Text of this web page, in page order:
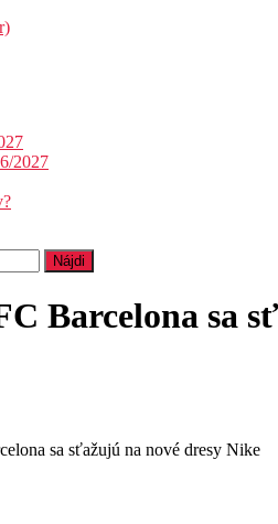
2027
Barcelona sa
sa sťažujú na nové dresy Nike